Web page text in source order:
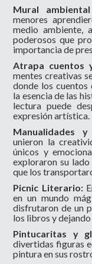
Mural
menores
medio ambiente,
poderosos que
importancia de
Atrapa cuentos
mentes creativas
donde los
la esencia de las
lectura puede
expresión artística.
Manualidades
unieron la
únicos y
exploraron su
que los
Picnic Literario:
en un mundo
disfrutaron de un
los libros y
Pintucaritas y
divertidas figuras
pintura en sus